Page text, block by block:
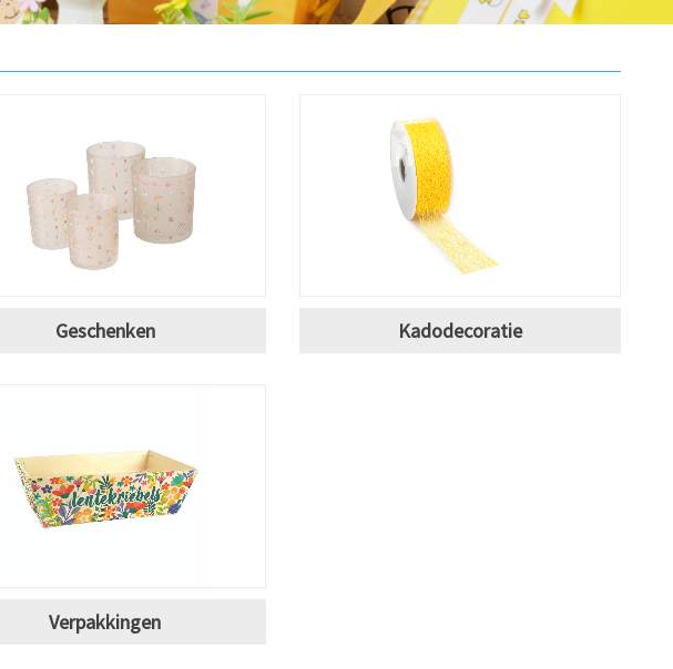
Geschenken Kadodecoratie
Verpakkingen